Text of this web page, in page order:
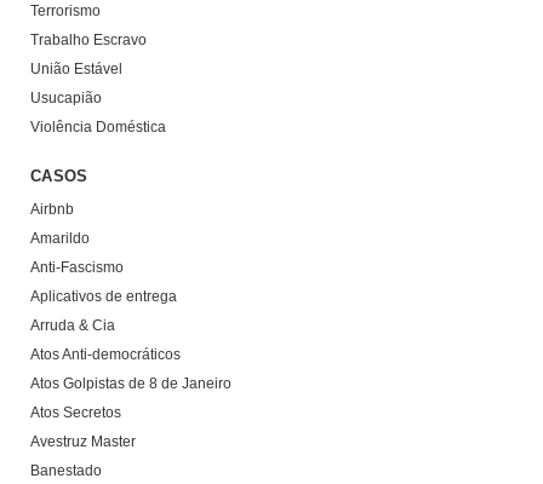
Terrorismo
Trabalho Escravo
União Estável
Usucapião
Violência Doméstica
CASOS
Airbnb
Amarildo
Anti-Fascismo
Aplicativos de entrega
Arruda & Cia
Atos Anti-democráticos
Atos Golpistas de 8 de Janeiro
Atos Secretos
Avestruz Master
Banestado